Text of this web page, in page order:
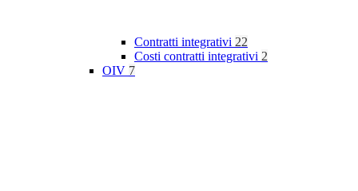
Contratti integrativi 22
Costi contratti integrativi 2
OIV 7